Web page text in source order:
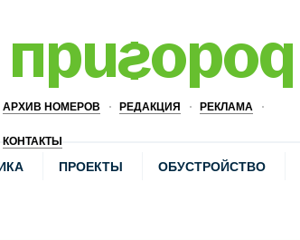
АРХИВ НОМЕРОВ РЕДАКЦИЯ РЕКЛАМА
КОНТАКТЫ
ПРОЕКТЫ ОБУСТРОЙСТВО